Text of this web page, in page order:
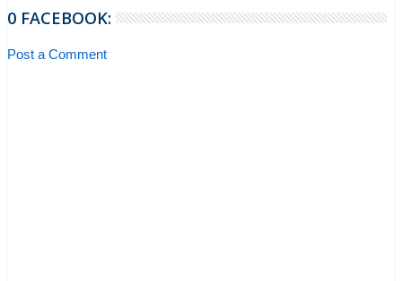
0 FACEBOOK:
Post a Comment